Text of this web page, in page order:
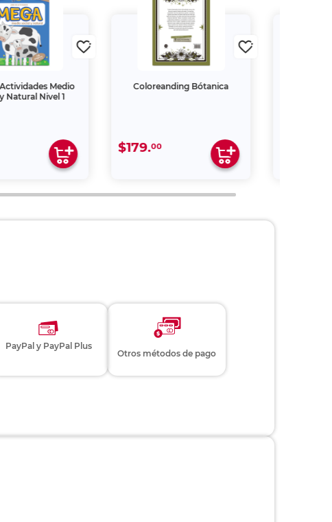
Medio
Natural Nivel 1
Coloreanding Bótanica
$179.00
PayPal y PayPal Plus
Otros métodos de pago